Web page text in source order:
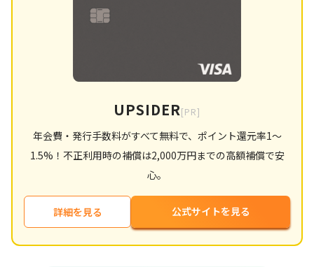
UPSIDER[PR]
年会費・発行手数料がすべて無料で、ポイント還元率1〜
1.5%！不正利用時の補償は2,000万円までの高額補償で安
心。
詳細を見る 公式サイトを見る